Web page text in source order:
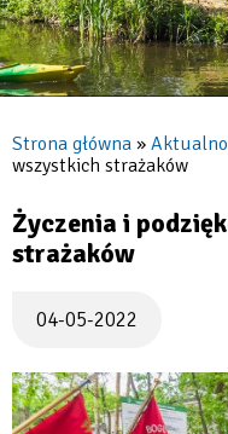
Ścieżka
nawigacyjna
Strona główna
wszystkich strażaków
Życzenia i
strażaków
04-05-2022